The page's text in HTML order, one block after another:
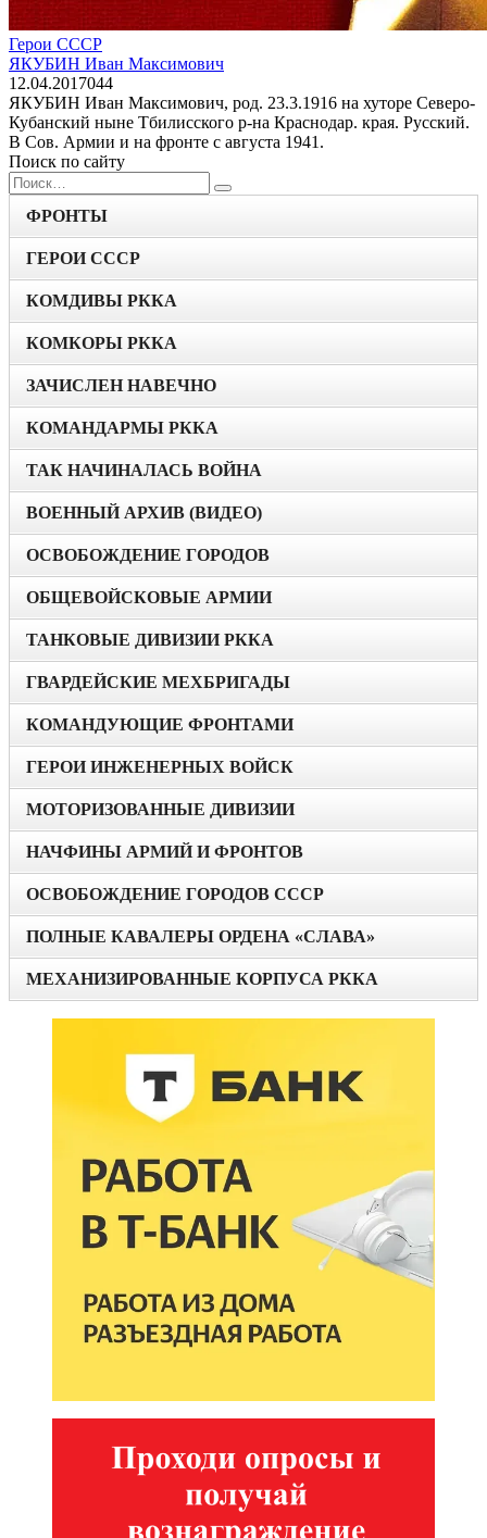
Герои СССР
ЯКУБИН Иван Максимович
12.04.2017044
ЯКУБИН Иван Максимович, род. 23.3.1916 на хуторе Северо-
Кубанский ныне Тбилисского р-на Краснодар. края. Рус­ский.
В Сов. Армии и на фронте с августа 1941.
Поиск по сайту
Search
for:
ФРОНТЫ
ГЕРОИ СССР
КОМДИВЫ РККА
КОМКОРЫ РККА
ЗАЧИСЛЕН НАВЕЧНО
КОМАНДАРМЫ РККА
ТАК НАЧИНАЛАСЬ ВОЙНА
ВОЕННЫЙ АРХИВ (ВИДЕО)
ОСВОБОЖДЕНИЕ ГОРОДОВ
ОБЩЕВОЙСКОВЫЕ АРМИИ
ТАНКОВЫЕ ДИВИЗИИ РККА
ГВАРДЕЙСКИЕ МЕХБРИГАДЫ
КОМАНДУЮЩИЕ ФРОНТАМИ
ГЕРОИ ИНЖЕНЕРНЫХ ВОЙСК
МОТОРИЗОВАННЫЕ ДИВИЗИИ
НАЧФИНЫ АРМИЙ И ФРОНТОВ
ОСВОБОЖДЕНИЕ ГОРОДОВ СССР
ПОЛНЫЕ КАВАЛЕРЫ ОРДЕНА «СЛАВА»
МЕХАНИЗИРОВАННЫЕ КОРПУСА РККА